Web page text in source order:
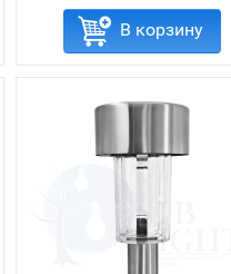
В корзину